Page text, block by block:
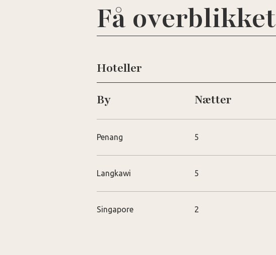
Få overblikket
Hoteller
By Nætter
Penang 5
Langkawi 5
Singapore 2